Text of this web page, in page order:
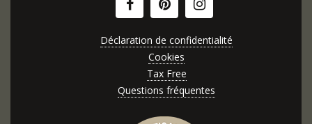
Déclaration de confidentialité
Cookies
Tax Free
Questions fréquentes